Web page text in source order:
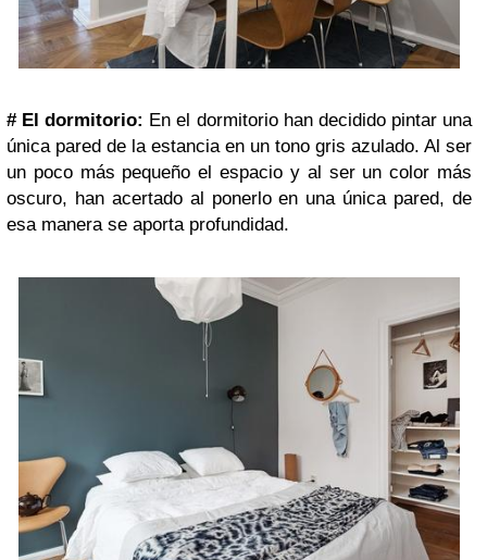
#El dormitorio: En el dormitorio han decidido pintar una
única pared de la estancia en un tono gris azulado. Al ser
un poco más pequeño el espacio y al ser un color más
oscuro, han acertado al ponerlo en una única pared, de
esa manera se aporta profundidad.